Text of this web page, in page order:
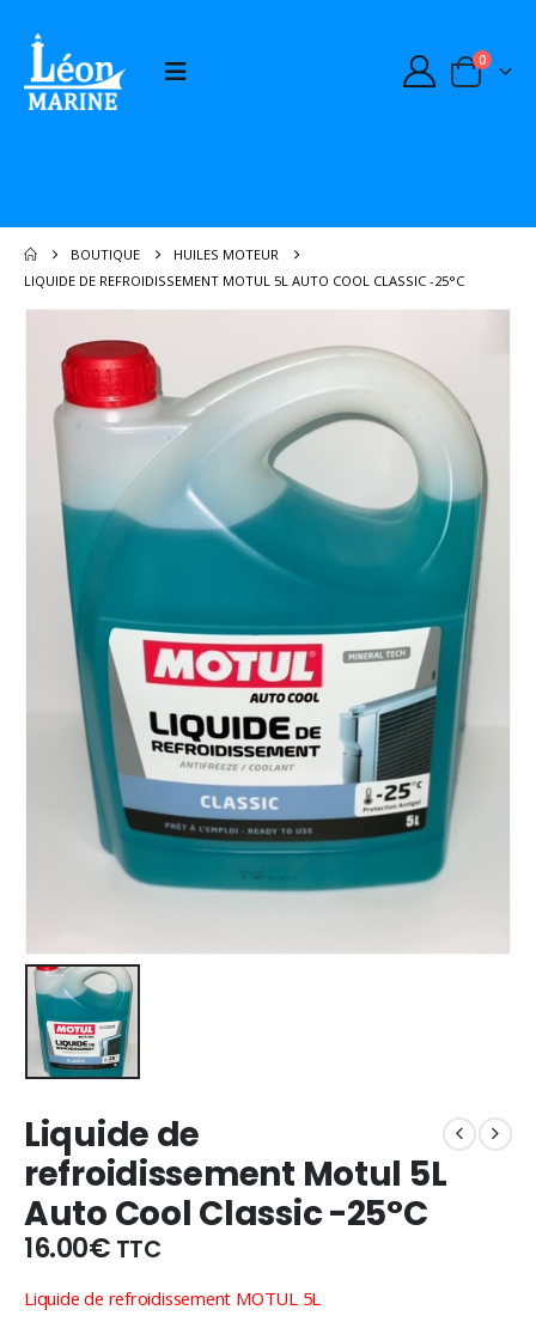
0
BOUTIQUE
HUILES MOTEUR
LIQUIDE DE REFROIDISSEMENT MOTUL 5L AUTO COOL CLASSIC -25°C
Liquide de
refroidissement Motul 5L
Auto Cool Classic -25°C
16.00€ TTC
Liquide de refroidissement MOTUL 5L